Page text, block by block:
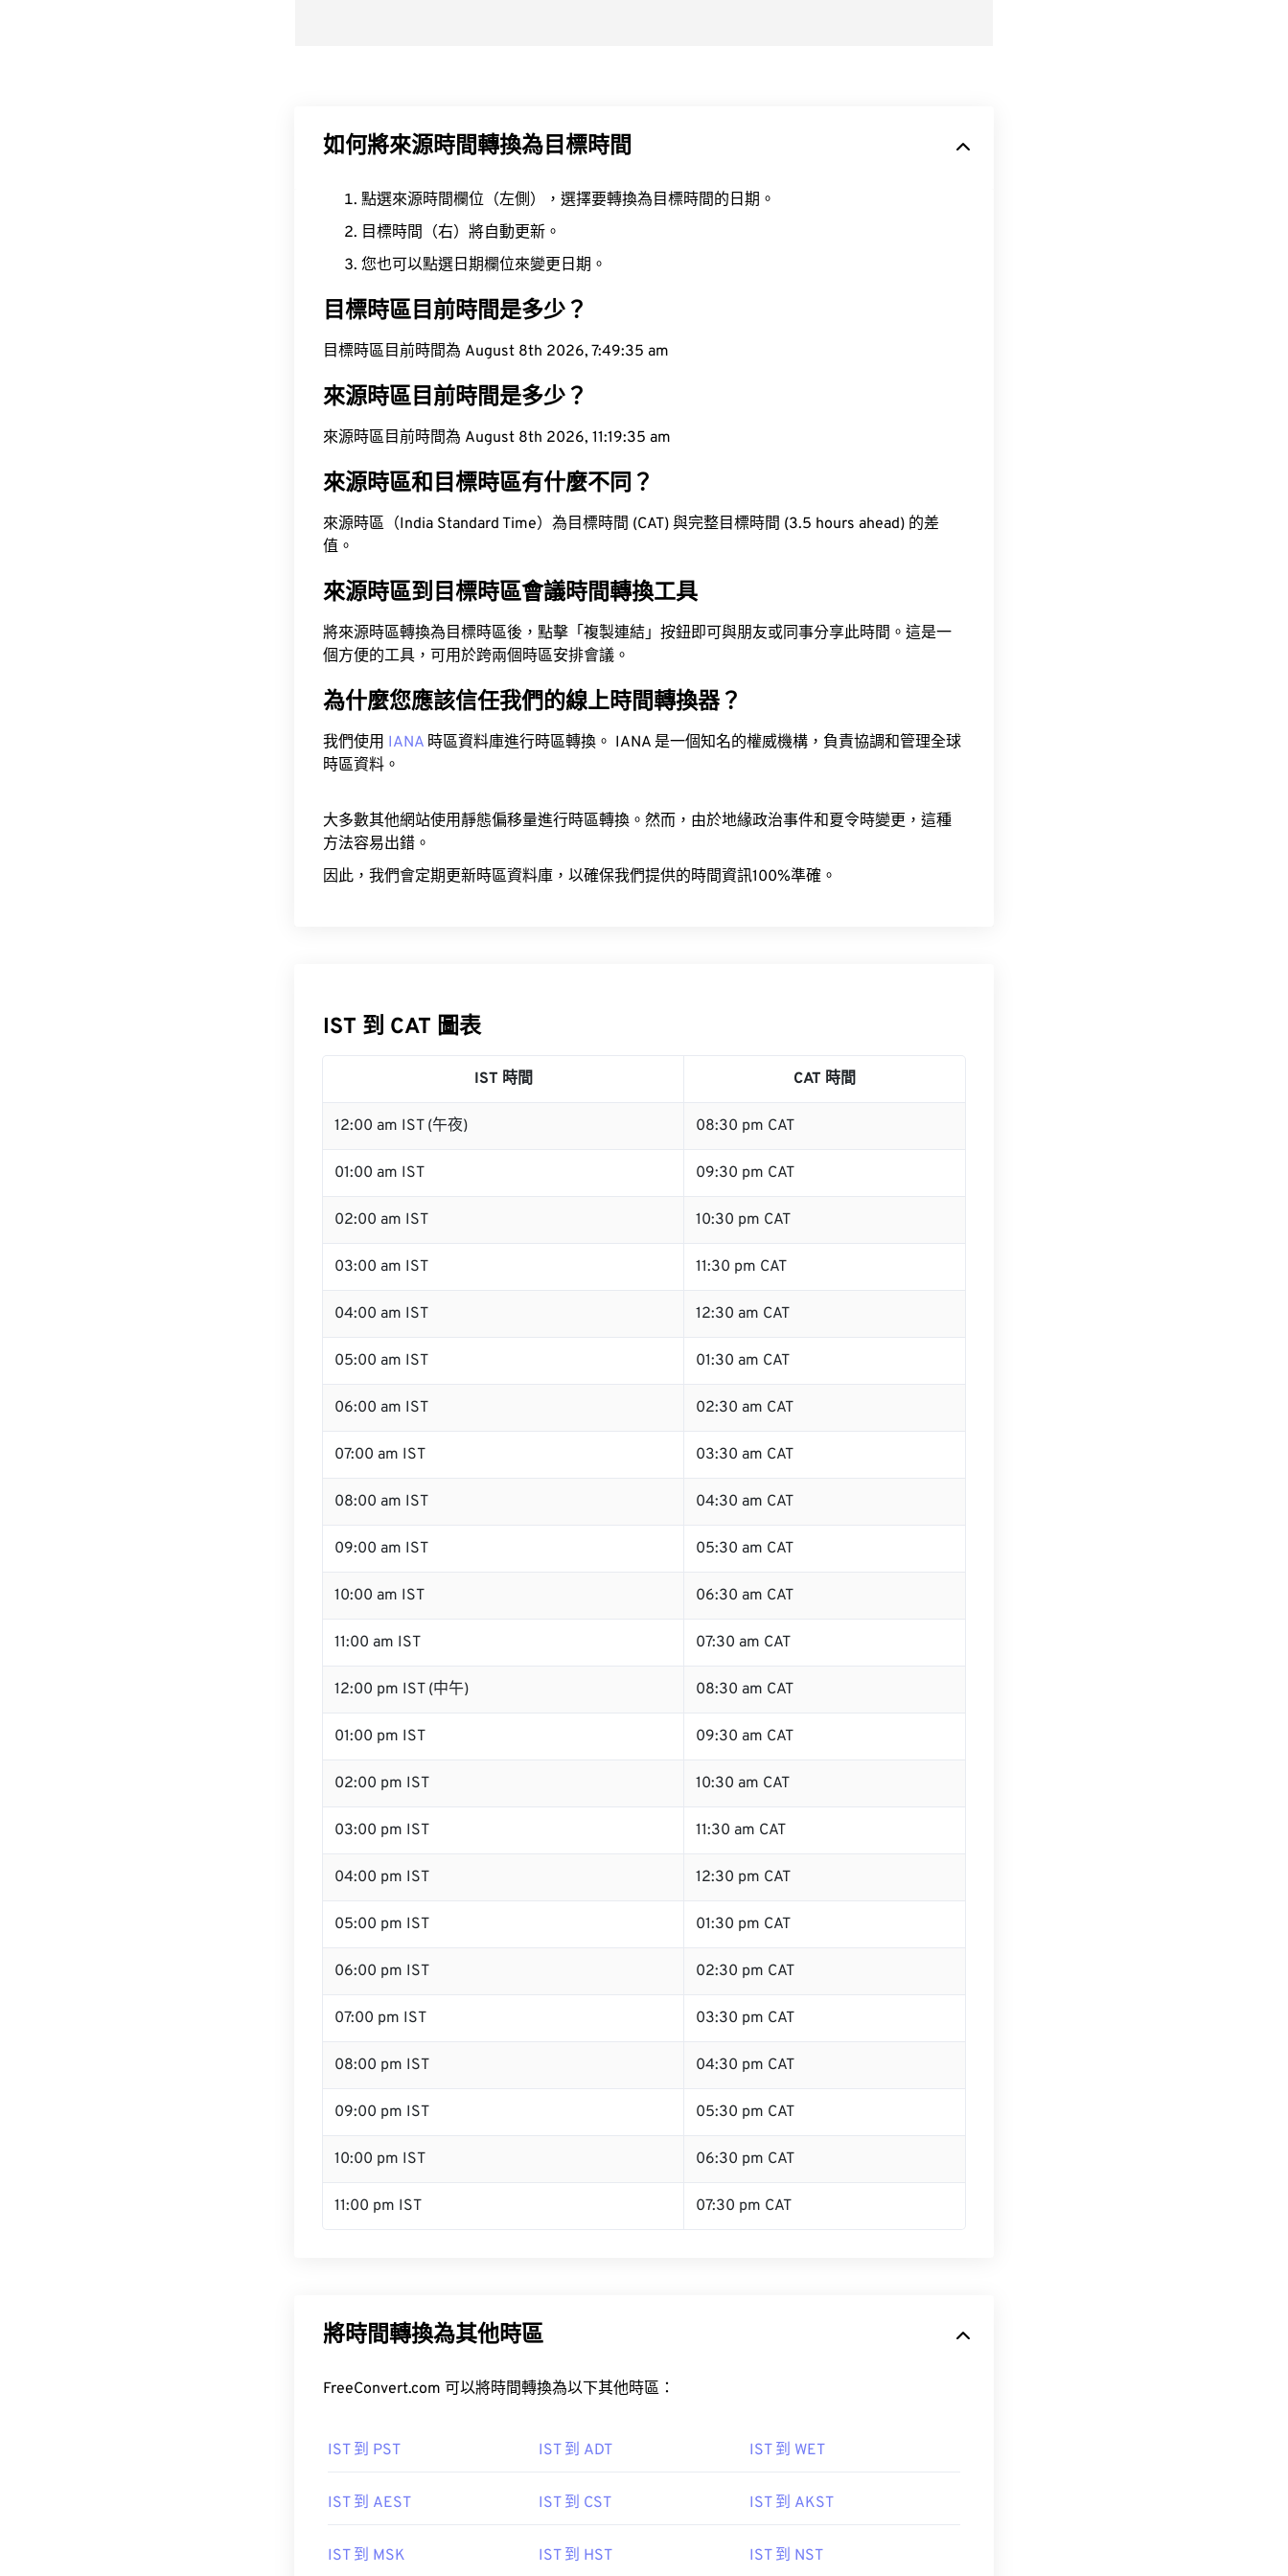
如何將來源時間轉換為目標時間
點選來源時間欄位（左側），選擇要轉換為目標時間的日期。
目標時間（右）將自動更新。
您也可以點選日期欄位來變更日期。
目標時區目前時間是多少？
目標時區目前時間為 August 8th 2026, 7:49:36 am
來源時區目前時間是多少？
來源時區目前時間為 August 8th 2026, 11:19:36 am
來源時區和目標時區有什麼不同？
來源時區（India Standard Time）為目標時間 (CAT) 與完整目標時間 (3.5 hours ahead) 的差
值。
來源時區到目標時區會議時間轉換工具
將來源時區轉換為目標時區後，點擊「複製連結」按鈕即可與朋友或同事分享此時間。這是一
個方便的工具，可用於跨兩個時區安排會議。
為什麼您應該信任我們的線上時間轉換器？
我們使用 IANA 時區資料庫進行時區轉換。 IANA 是一個知名的權威機構，負責協調和管理全球
時區資料。
大多數其他網站使用靜態偏移量進行時區轉換。然而，由於地緣政治事件和夏令時變更，這種
方法容易出錯。
因此，我們會定期更新時區資料庫，以確保我們提供的時間資訊100%準確。
IST 到 CAT 圖表
IST 時間 CAT 時間
12:00 am IST (午夜) 08:30 pm CAT
01:00 am IST 09:30 pm CAT
02:00 am IST 10:30 pm CAT
03:00 am IST 11:30 pm CAT
04:00 am IST 12:30 am CAT
05:00 am IST 01:30 am CAT
06:00 am IST 02:30 am CAT
07:00 am IST 03:30 am CAT
08:00 am IST 04:30 am CAT
09:00 am IST 05:30 am CAT
10:00 am IST 06:30 am CAT
11:00 am IST 07:30 am CAT
12:00 pm IST (中午) 08:30 am CAT
01:00 pm IST 09:30 am CAT
02:00 pm IST 10:30 am CAT
03:00 pm IST 11:30 am CAT
04:00 pm IST 12:30 pm CAT
05:00 pm IST 01:30 pm CAT
06:00 pm IST 02:30 pm CAT
07:00 pm IST 03:30 pm CAT
08:00 pm IST 04:30 pm CAT
09:00 pm IST 05:30 pm CAT
10:00 pm IST 06:30 pm CAT
11:00 pm IST 07:30 pm CAT
將時間轉換為其他時區
FreeConvert.com 可以將時間轉換為以下其他時區：
IST 到 PST IST 到 ADT IST 到 WET
IST 到 AEST IST 到 CST IST 到 AKST
IST 到 MSK IST 到 HST IST 到 NST